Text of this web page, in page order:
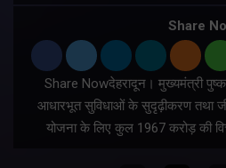
Share
Share Nowदेहरादून। मुख्यमंत्री
आधारभूत सुविधाओं के सुदृढ़ीकरण तथा
योजना के लिए कुल 1967 करोड़ की